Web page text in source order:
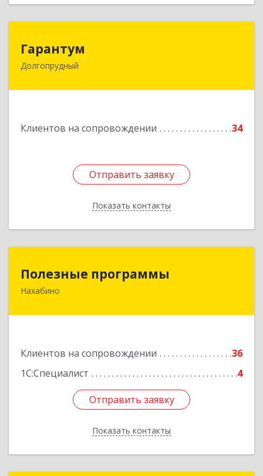
Гарантум
Долгопрудный
Клиентов на сопровождении 34
Отправить заявку
Показать контакты
141707, Московская обл, Долгопрудный г,
Отправить заявку
Назад
Полезные программы
Нахабино
Клиентов на сопровождении
36
1С:Специалист
4
Отправить заявку
Показать контакты
143432, Московская обл, Красногорский р-н,
Отправить заявку
Назад